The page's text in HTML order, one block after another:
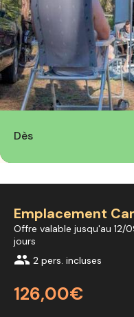
Dès
Emplacement
Offre valable jusqu'au 12/
jours
group 2 pers. incluses
126,00€